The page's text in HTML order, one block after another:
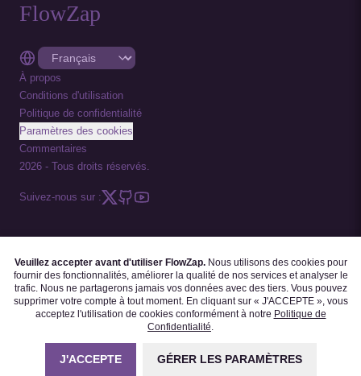
FlowZap
À propos
Conditions d'utilisation
Politique de confidentialité
Paramètres des cookies
Commentaires
2026 - Tous droits réservés.
Suivez-nous sur :
Veuillez accepter avant d'utiliser FlowZap. Nous utilisons des cookies pour
fournir des fonctionnalités, améliorer la qualité de nos services et analyser le
trafic. Nous ne partagerons jamais vos données avec des tiers. Vous pouvez
supprimer votre compte à tout moment. En cliquant sur « J'ACCEPTE », vous
acceptez l'utilisation de cookies conformément à notre Politique de
Confidentialité.
J'ACCEPTE GÉRER LES PARAMÈTRES
CODE FLOWZAP MODÈLES DE DIAGRAMMES TUTORIELS | BLOGUE
|
FAQ